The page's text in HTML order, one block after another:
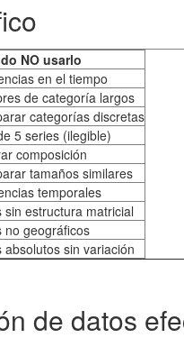
NO usarlo
en el tiempo
de categoría largos
categorías discretas
5 series (ilegible)
composición
tamaños similares
temporales
sin estructura matricial
no geográficos
absolutos sin variación
de datos